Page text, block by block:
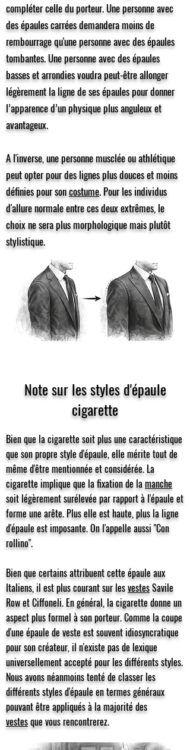
compléter celle du porteur. Une personne avec
des épaules carrées demandera moins de
rembourrage qu'une personne avec des épaules
tombantes. Une personne avec des épaules
basses et arrondies voudra peut-être allonger
légèrement la ligne de ses épaules pour donner
l’apparence d’un physique plus anguleux et
avantageux.
A l'inverse, une personne musclée ou athlétique
peut opter pour des lignes plus douces et moins
définies pour soncostume. Pour les individus
d'allure normale entre ces deux extrêmes, le
choix ne sera plus morphologique mais plutôt
stylistique.
Note sur les styles d'épaule
cigarette
Bien que la cigarette soit plus une caractéristique
que son propre style d'épaule, elle mérite tout de
même d'être mentionnée et considérée. La
cigarette implique que la fixation de lamanche
soit légèrement surélevée par rapport à l'épaule et
forme une arête. Plus elle est haute, plus la ligne
d'épaule est imposante. On l'appelle aussi "Con
rollino".
Bien que certains attribuent cette épaule aux
Italiens, il est plus courant sur lesvestesSavile
Row et Ciffoneli. En général, la cigarette donne un
aspect plus formel à son porteur. Comme la coupe
d'une épaule de veste est souvent idiosyncratique
pour son créateur, il n'existe pas de lexique
universellement accepté pour les différents styles.
Nous avons néanmoins tenté de classer les
différents styles d'épaule en termes généraux
pouvant être appliqués à la majorité des
vestesque vous rencontrerez.